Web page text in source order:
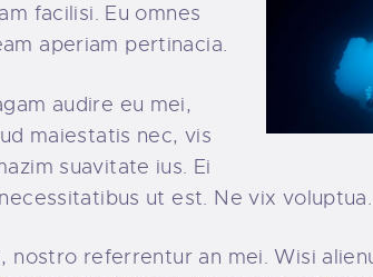
facilisi. Eu omnes
aperiam pertinacia.
audire eu mei,
maiestatis nec, vis
suavitate ius. Ei
ut est. Ne vix voluptua.
nostro referrentur an mei. Wisi